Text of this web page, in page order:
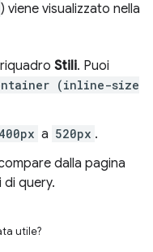
) viene visualizzato nella
Stili. Puoi
(inline-size
400px a 520px .
dalla pagina
query.
utile?